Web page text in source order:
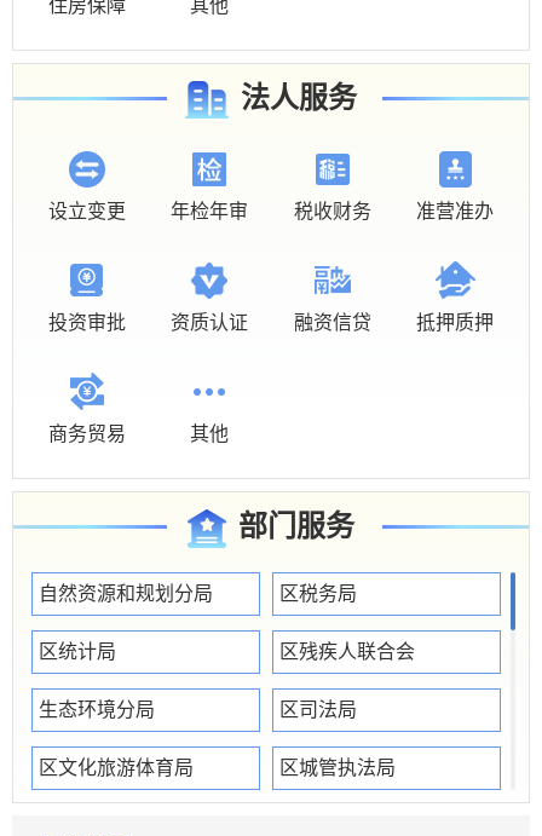
住房保障 其他
法人服务
设立变更 年检年审 税收财务 准营准办
投资审批 资质认证 融资信贷 抵押质押
商务贸易 其他
部门服务
自然资源和规划分局 区税务局
区统计局 区残疾人联合会
生态环境分局 区司法局
区文化旅游体育局 区城管执法局